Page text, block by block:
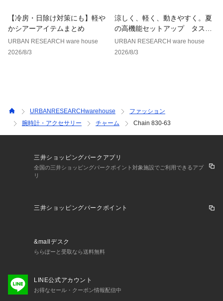
【冷房・日除け対策にも】軽や
かシアーアイテムまとめ
URBAN RESEARCH ware house
2026/8/3
涼しく、軽く、動きやすく。夏
の高機能セットアップ タスラ
ンナイロンシリーズ
URBAN RESEARCH ware house
2026/8/3
URBANRESEARCHwarehouse
ファッション
腕時計・アクセサリー
チャーム Chain 830-63
三井ショッピングパークアプリ
全国の三井ショッピングパークポイント対象施設でご利用できるアプ
リ
三井ショッピングパークポイント
&mallデスク
ららぽーと受取なら送料無料
LINE公式アカウント
お得なセール・クーポン情報配信中